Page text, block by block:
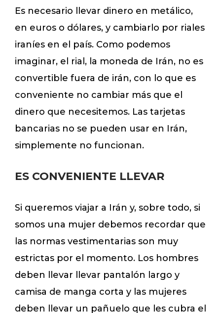
Es necesario llevar dinero en metálico,
en euros o dólares, y cambiarlo por riales
iraníes en el país. Como podemos
imaginar, el rial, la moneda de Irán, no es
convertible fuera de irán, con lo que es
conveniente no cambiar más que el
dinero que necesitemos. Las tarjetas
bancarias no se pueden usar en Irán,
simplemente no funcionan.
ES CONVENIENTE LLEVAR
Si queremos viajar a Irán y, sobre todo, si
somos una mujer debemos recordar que
las normas vestimentarias son muy
estrictas por el momento. Los hombres
deben llevar llevar pantalón largo y
camisa de manga corta y las mujeres
deben llevar un pañuelo que les cubra el